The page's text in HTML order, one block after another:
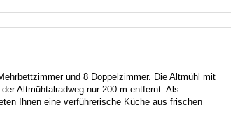
und 8 Doppelzimmer. Die Altmühl mit
Altmühtalradweg nur 200 m entfernt. Als
Ihnen eine verführerische Küche aus frischen